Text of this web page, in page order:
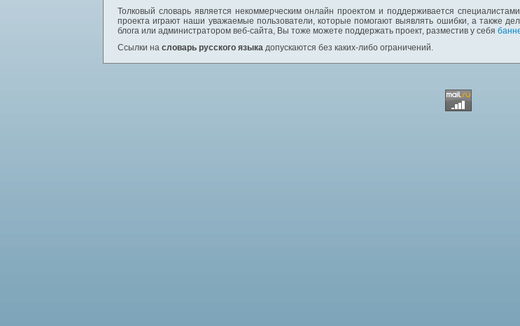
Толковый словарь является некоммерческим онлайн проектом и поддерживается
проекта играют наши уважаемые пользователи, которые помогают выявлять ошибки, а также
блога или администратором веб-сайта, Вы тоже можете поддержать проект, разместив у себя
Ссылки на словарь русского языка допускаются без каких-либо ограничений.